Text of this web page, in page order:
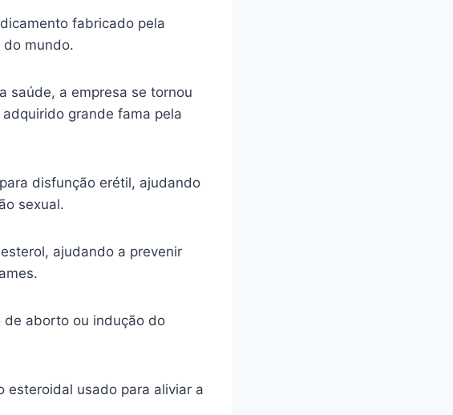
fabricado pela
do mundo.
saúde, a empresa se tornou
grande fama pela
disfunção erétil, ajudando
sexual.
ajudando a prevenir
de aborto ou indução do
esteroidal usado para aliviar a